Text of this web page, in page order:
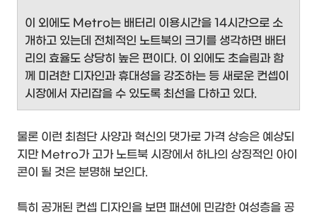
이 외에도 Metro는 배터리 이용시간을 14시간으로 소
개하고 있는데 전체적인 노트북의 크기를 생각하면 배터
리의 효율도 상당히 높은 편이다. 이 외에도 초슬림과 함
께 미려한 디자인과 휴대성을 강조하는 등 새로운 컨셉이
시장에서 자리잡을 수 있도록 최선을 다하고 있다.
물론 이런 최첨단 사양과 혁신의 댓가로 가격 상승은 예상되
지만 Metro가 고가 노트북 시장에서 하나의 상징적인 아이
콘이 될 것은 분명해 보인다.
특히 공개된 컨셉 디자인을 보면 패션에 민감한 여성층을 공